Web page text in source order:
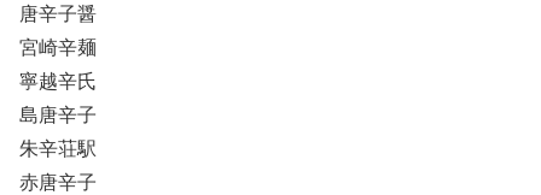
唐辛子醤
宮崎辛麺
寧越辛氏
島唐辛子
朱辛荘駅
赤唐辛子